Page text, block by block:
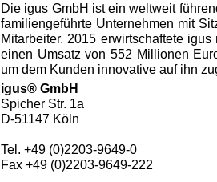
Die igus GmbH ist ein weltweit
familiengeführte Unternehmen mit
Mitarbeiter. 2015 erwirtschaftete
einen Umsatz von 552 Millionen
um dem Kunden innovative auf ihn
igus® GmbH
Spicher Str. 1a
D-51147 Köln
Tel. +49 (0)2203-9649-0
Fax +49 (0)2203-9649-222